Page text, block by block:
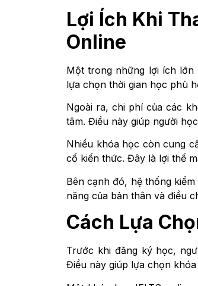
Lợi Ích Khi
Online
Một trong những lợi ích lớn
lựa chọn thời gian học phù
Ngoài ra, chi phí của các
tâm. Điều này giúp người
Nhiều khóa học còn cung
cố kiến thức. Đây là lợi thế
Bên cạnh đó, hệ thống
năng của bản thân và điều
Cách Lựa
Trước khi đăng ký học,
Điều này giúp lựa chọn